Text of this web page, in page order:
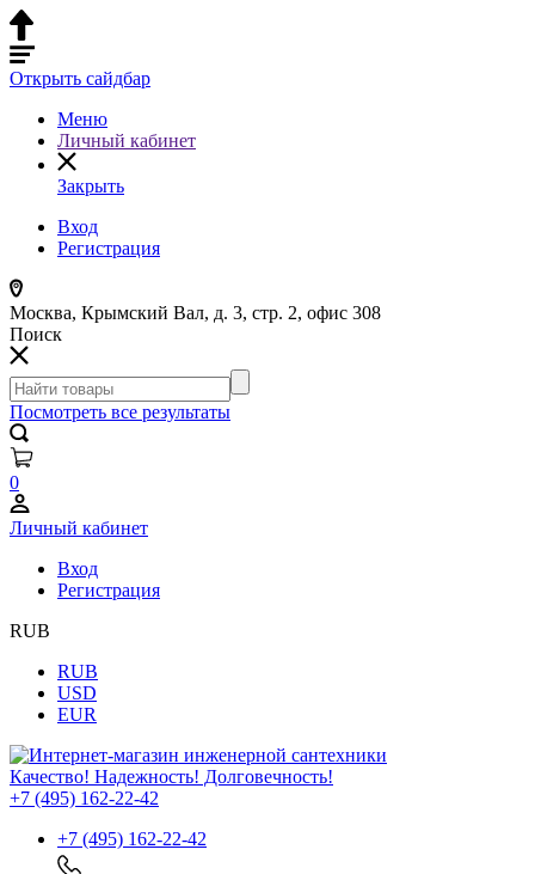
Открыть сайдбар
Меню
Личный кабинет
Закрыть
Вход
Регистрация
Москва, Крымский Вал, д. 3, стр. 2, офис 308
Поиск
Посмотреть все результаты
0
Личный кабинет
Вход
Регистрация
RUB
RUB
USD
EUR
Качество! Надежность! Долговечность!
+7 (495) 162-22-42
+7 (495) 162-22-42